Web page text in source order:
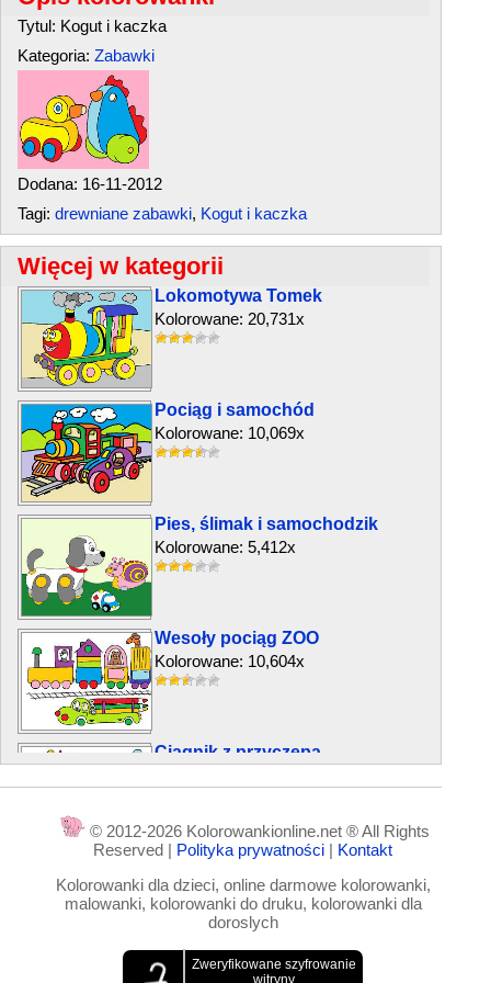
Tytul: Kogut i kaczka
Kategoria: Zabawki
Dodana: 16-11-2012
Tagi: drewniane zabawki, Kogut i kaczka
Więcej w kategorii
Lokomotywa Tomek
Kolorowane: 20,731x
Pociąg i samochód
Kolorowane: 10,069x
Pies, ślimak i samochodzik
Kolorowane: 5,412x
Wesoły pociąg ZOO
Kolorowane: 10,604x
Ciągnik z przyczepą
Kolorowane: 12,632x
© 2012-2026 Kolorowankionline.net ® All Rights
Reserved | Polityka prywatności | Kontakt
Kolorowanki dla dzieci, online darmowe kolorowanki,
malowanki, kolorowanki do druku, kolorowanki dla
doroslych